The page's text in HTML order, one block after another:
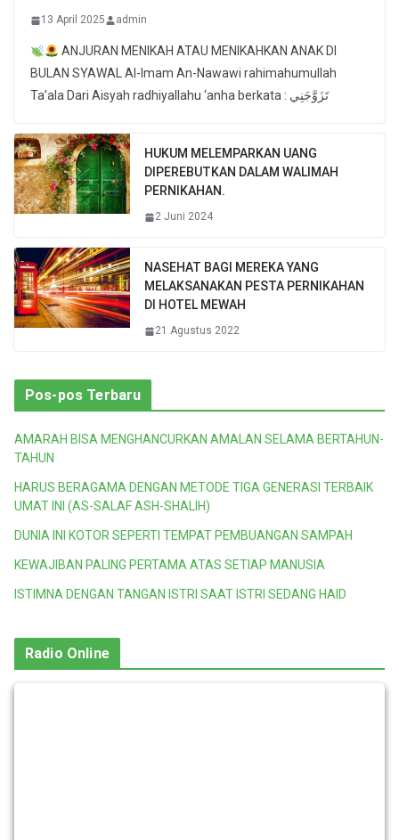
13 April 2025 admin
ANJURAN MENIKAH ATAU MENIKAHKAN ANAK DI
BULAN SYAWAL Al-Imam An-Nawawi rahimahumullah
Ta’ala Dari Aisyah radhiyallahu ‘anha berkata : تَزَوَّجَنِي
HUKUM MELEMPARKAN UANG
DIPEREBUTKAN DALAM WALIMAH
PERNIKAHAN.
2 Juni 2024
NASEHAT BAGI MEREKA YANG
MELAKSANAKAN PESTA PERNIKAHAN
DI HOTEL MEWAH
21 Agustus 2022
Pos-pos Terbaru
AMARAH BISA MENGHANCURKAN AMALAN SELAMA BERTAHUN-
TAHUN
HARUS BERAGAMA DENGAN METODE TIGA GENERASI TERBAIK
UMAT INI (AS-SALAF ASH-SHALIH)
DUNIA INI KOTOR SEPERTI TEMPAT PEMBUANGAN SAMPAH
KEWAJIBAN PALING PERTAMA ATAS SETIAP MANUSIA
ISTIMNA DENGAN TANGAN ISTRI SAAT ISTRI SEDANG HAID
Radio Online